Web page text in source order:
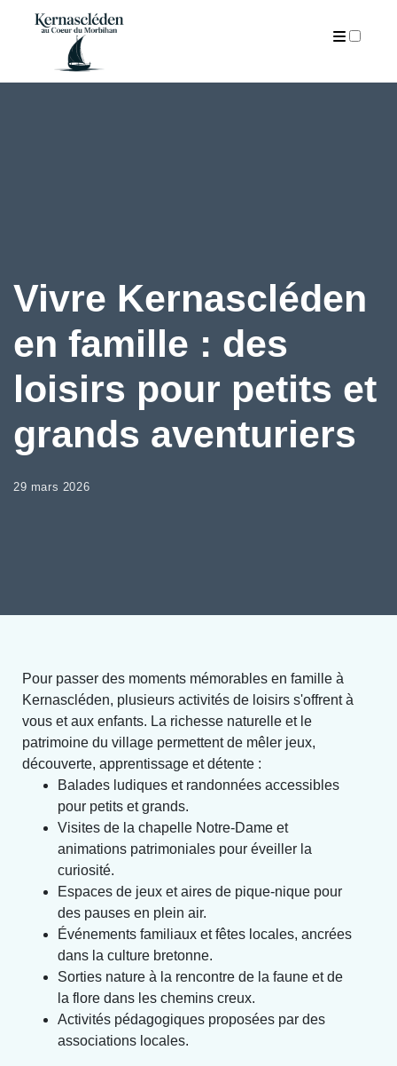
Vivre Kernascléden
en famille : des
loisirs pour petits et
grands aventuriers
29 mars 2026
Pour passer des moments mémorables en famille à
Kernascléden, plusieurs activités de loisirs s'offrent à
vous et aux enfants. La richesse naturelle et le
patrimoine du village permettent de mêler jeux,
découverte, apprentissage et détente :
Balades ludiques et randonnées accessibles
pour petits et grands.
Visites de la chapelle Notre-Dame et
animations patrimoniales pour éveiller la
curiosité.
Espaces de jeux et aires de pique-nique pour
des pauses en plein air.
Événements familiaux et fêtes locales, ancrées
dans la culture bretonne.
Sorties nature à la rencontre de la faune et de
la flore dans les chemins creux.
Activités pédagogiques proposées par des
associations locales.